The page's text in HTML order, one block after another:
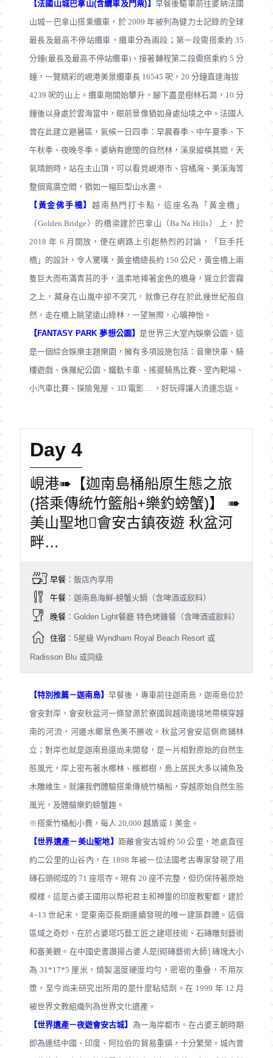
【法國山城巴拿山(含纜車及門票)】 早餐後驅車前往婆納法國
山城－巴拿山搭乘纜車，於 2009 年被列為健力士記錄的全球
最⾧及最高不停站纜車，纜車分為兩段；第㇐段需搭乘約 35
分鐘(最⾧及最高不停站纜車)、接著轉程第二段需搭乘約 5 分
鐘，㇐覽精彩的峴港美景纜車⾧ 16545 呎，20 分鐘直達海拔
4239 呎的山上。纜車剛開始攀升，腳下盡是樹林石澗，10 分
鐘後以身處於雲海當中，眼前景像猶如身處仙境之中。法國人
曾在此建立避暑區，氣候㇐日四季：早晨春季、中午夏季、下
午秋季、夜晚冬季。婆納有遼闊的自然林，溪泉縱橫其間，天
氣晴朗時，站在主山頂，可以看見峴港市、容橘灣、美溪海等
整個寬廣空間，猶如㇐幅巨型山水畫。
【黃金佛手橋】越南熱門打卡點，這座名為「黃金橋」
（Golden Bridge）的橋梁建於巴拿山（Ba Na Hills） 上，於
2018 年 6 月開放，便在網路上引起熱烈的討論，「巨手托
橋」的設計，令人驚嘆，黃金橋總⾧約 150 公尺，黃金橋上兩
隻巨大而布滿青苔的手，溫柔地捧著金色的橋身，聳立於雲霧
之上，藏身在山嵐中卻不突兀，就像已存在於此幾世紀般自
然，走在橋上眺望遠山綠林，㇐望無際，心曠神怡。
【FANTASY PARK 夢想公園】是世界三大室內娛樂公園，這
是㇐個綜合娛樂主題樂園，擁有多項設施包括：音樂快車、騎
樓遊戲、侏羅紀公園、鐵軌卡車、搖擺騎馬比賽、室內靶場、
小汽車比賽、探險鬼屋、3D 電影… ，好玩得讓人流連忘返。
Day 4
峴港➠【迦南島桶船原生態之旅
(搭乘傳統竹籃船+樂釣螃蟹)】 ➠
美山聖地會安古鎮夜遊 秋盆河
畔…
早餐：飯店內享用
午餐：迦南島海鮮-螃蟹火鍋（含啤酒或飲料）
晚餐：Golden Light餐廳 特色烤雞餐（含啤酒或飲料）
住宿：5星級 Wyndham Royal Beach Resort 或
Radisson Blu 或同级
【特別推薦－迦南島】早餐後，專車前往迦南島，迦南島位於
會安對岸，會安秋盆河㇐條發源於寮國與越南邊境地帶橫穿越
南的河流，河邊水鄉景色美不勝收。秋盆河會安這側商鋪林
立；對岸也就是迦南島還尚未開發，是㇐片相對原始的自然生
態風光，岸上密布著水椰林、檳榔樹，島上居民大多以捕魚及
木雕維生。就讓我們體驗搭乘傳統竹桶船，穿越原始自然生態
風光，及體驗樂釣螃蟹趣。
※搭乘竹桶船小費，每人 20,000 越盾或 1 美金。
【世界遺產－美山聖地】 距離會安古城約 50 公里，地處直徑
約二公里的山谷內，在 1898 年被㇐位法國考古專家發現了用
磚石頭砌成的 71 座塔寺。現有 20 座不完整，但仍保持著原始
模樣。這是占婆王國用以祭祀君主和神靈的印度教聖都，建於
4~13 世紀末，是東南亞⾧期連續發現的唯㇐建築群體。這個
區域之奇妙，在於占婆塔巧藝工匠之建塔技術、石磚雕刻藝術
和審美觀。在中國史書讚揚占婆人是[砌磚藝術大師] 磚塊大小
為 31*17*5 厘米，燒製溫度硬度均勻，密密的重疊，不用灰
漿，至今尚未研究出所用的是什麼粘結劑。在 1999 年 12 月
被世界文教組織列為世界文化遺產。
【世界遺產－夜遊會安古城】 為㇐海岸都市。在占婆王朝時期
即為連結中國、印度、阿拉伯的貿易重鎮，十分繁榮。城內曾